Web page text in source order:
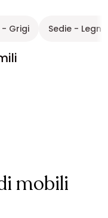
- Grigi Sedie -
mobili